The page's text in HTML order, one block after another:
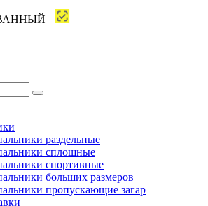
раздельные
сплошные
спортивные
больших размеров
пропускающие загар